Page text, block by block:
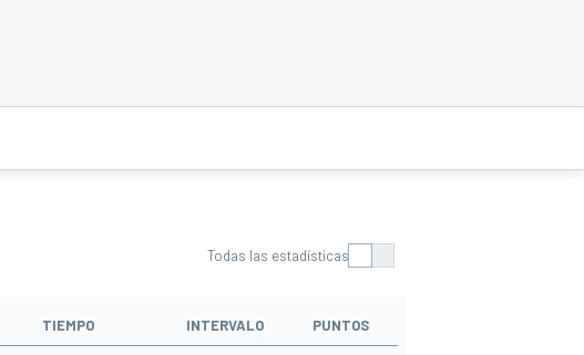
Todas las estadísticas
TIEMPO INTERVALO PUNTOS